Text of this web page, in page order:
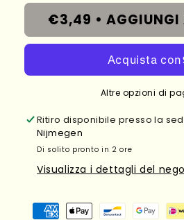
€3,49 • AGGIUNGI
Altre opzioni di
Ritiro disponibile presso la
Nijmegen
Di solito pronto in 2 ore
Visualizza i dettagli del